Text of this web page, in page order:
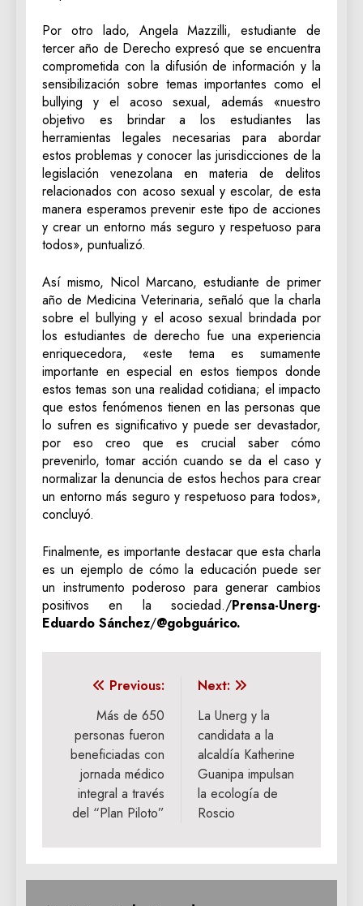
Por otro lado, Angela Mazzilli, estudiante de
tercer año de Derecho expresó que se encuentra
comprometida con la difusión de información y la
sensibilización sobre temas importantes como el
bullying y el acoso sexual, además «nuestro
objetivo es brindar a los estudiantes las
herramientas legales necesarias para abordar
estos problemas y conocer las jurisdicciones de la
legislación venezolana en materia de delitos
relacionados con acoso sexual y escolar, de esta
manera esperamos prevenir este tipo de acciones
y crear un entorno más seguro y respetuoso para
todos», puntualizó.
Así mismo, Nicol Marcano, estudiante de primer
año de Medicina Veterinaria, señaló que la charla
sobre el bullying y el acoso sexual brindada por
los estudiantes de derecho fue una experiencia
enriquecedora, «este tema es sumamente
importante en especial en estos tiempos donde
estos temas son una realidad cotidiana; el impacto
que estos fenómenos tienen en las personas que
lo sufren es significativo y puede ser devastador,
por eso creo que es crucial saber cómo
prevenirlo, tomar acción cuando se da el caso y
normalizar la denuncia de estos hechos para crear
un entorno más seguro y respetuoso para todos»,
concluyó.
Finalmente, es importante destacar que esta charla
es un ejemplo de cómo la educación puede ser
un instrumento poderoso para generar cambios
positivos en la sociedad./Prensa-Unerg-
Eduardo Sánchez/@gobguárico.
Navegación
entradas
Previous:
Más de 650
personas fueron
beneficiadas con
jornada médico
integral a través
del “Plan Piloto”
Next:
La Unerg y la
candidata a la
alcaldía Katherine
Guanipa impulsan
la ecología de
Roscio